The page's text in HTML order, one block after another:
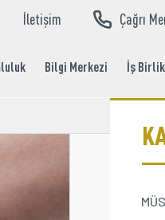
İletişim Çağrı
Bilgi Merkezi İş